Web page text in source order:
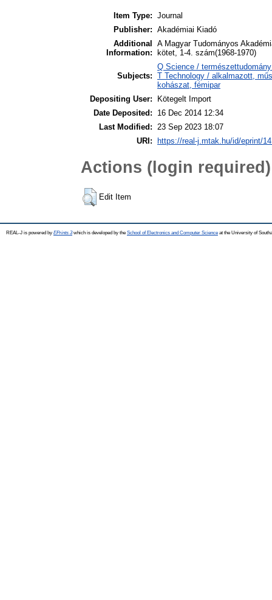
Item Type: Journal
Publisher: Akadémiai Kiadó
Additional
Information:
A Magyar Tudományos
kötet, 1-4. szám(1968-1970)
Subjects:
Q Science /
T Technology / alkalmazott,
kohászat, fémipar
Depositing User:
Kötegelt Import
Date Deposited:
16 Dec 2014 12:34
Last Modified:
23 Sep 2023 18:07
URI: https://real-j.mtak.hu/id/eprint/
Actions (login required)
Edit Item
REAL-J is powered by EPrints 3which is developed by the School of Electronics and Computer Science at the University of